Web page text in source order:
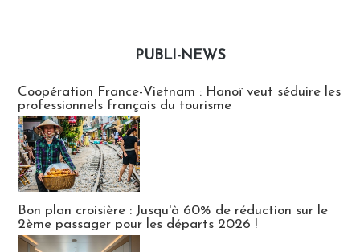
PUBLI-NEWS
Coopération France-Vietnam : Hanoï veut séduire les
professionnels français du tourisme
Bon plan croisière : Jusqu'à 60% de réduction sur le
2ème passager pour les départs 2026 !